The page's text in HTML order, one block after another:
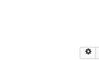
جستجو